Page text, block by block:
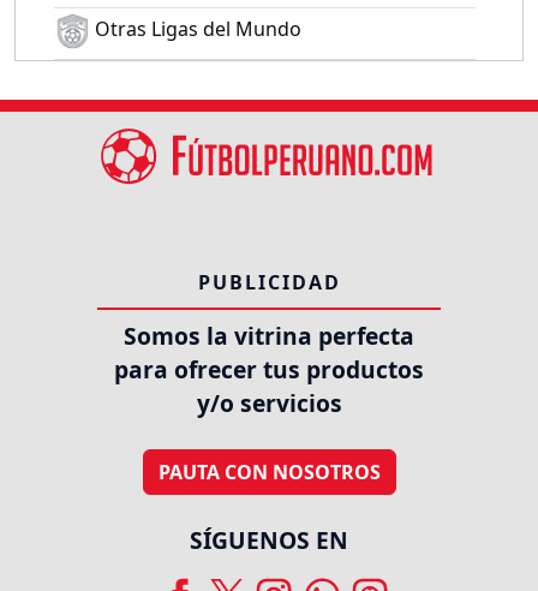
Otras Ligas del Mundo
PUBLICIDAD
Somos la vitrina perfecta
para ofrecer tus productos
y/o servicios
PAUTA CON NOSOTROS
SÍGUENOS EN